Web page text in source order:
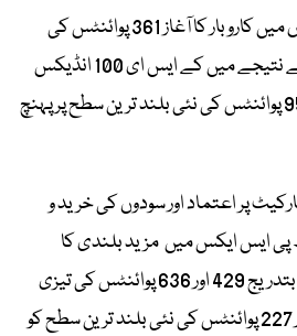
جمعرات کے روز بازارِ حصص میں کاروبار کا آغاز 361 پوائنٹس کی
تیزی کے ساتھ ہوا، جس کے نتیجے میں کے ایس ای 100 انڈیکس
بڑھ کر ایک لاکھ 50 ہزار 952 پوائنٹس کی نئی بلند ترین سطح پر پہنچ
پر اعتماد اور سودوں کی خرید و
ایس ایکس میں مزید بلندی کا
رجحان جاری رہا اور انڈیکس بتدریج 429 اور 636 پوائنٹس کی تیزی
کے ساتھ ایک لاکھ 51 ہزار 227 پوائنٹس کی نئی بلند ترین سطح کو